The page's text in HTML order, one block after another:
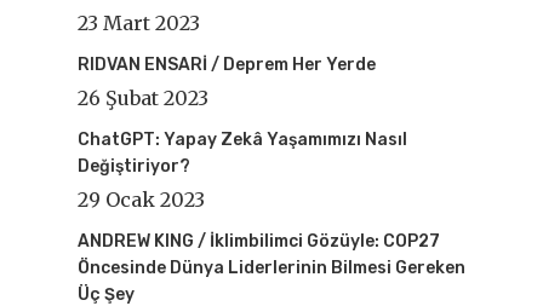
23 Mart 2023
RIDVAN ENSARİ / Deprem Her Yerde
26 Şubat 2023
ChatGPT: Yapay Zekâ Yaşamımızı Nasıl
Değiştiriyor?
29 Ocak 2023
ANDREW KING / İklimbilimci Gözüyle: COP27
Öncesinde Dünya Liderlerinin Bilmesi Gereken
Üç Şey